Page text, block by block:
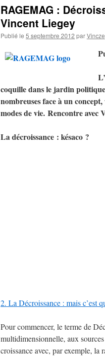
RAGEMAG :
Vincent Liegey
Publié le 5 septembre 2012 parVincze
coquille dans le jardin
nombreuses face à un
modes de vie. Rencontre avec
La décroissance : késaco ?
2. La Décroissance : mais c’est
Pour commencer, le terme de
multidimensionnelle, aux
croissance avec, par exemple, la